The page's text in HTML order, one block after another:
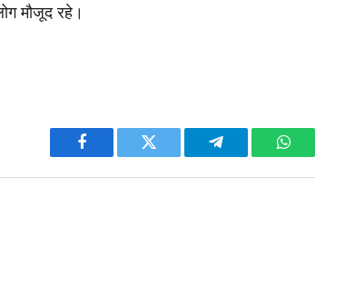
मौजूद रहे।
Facebook Twitter Telegram WhatsApp